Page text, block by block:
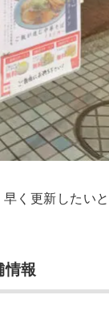
く更新したい
情報